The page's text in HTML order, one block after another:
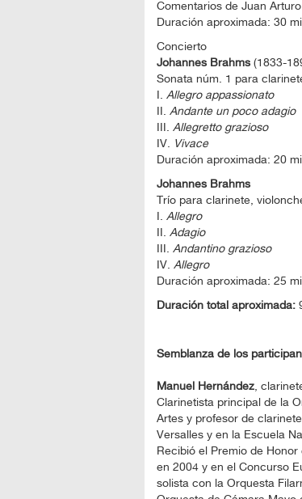
Comentarios de Juan
Duración aproximada: 30
Concierto
Johannes Brahms (1833-
Sonata núm. 1 para
I. Allegro appassionato
II. Andante un poco adagio
III. Allegretto grazioso
IV. Vivace
Duración aproximada: 20
Johannes Brahms
Trío para clarinete,
I. Allegro
II. Adagio
III. Andantino grazioso
IV. Allegro
Duración aproximada: 25
Duración total aproximada:
Semblanza de los
Manuel Hernández,
Clarinetista principal de la
Artes y profesor de
Versalles y en la Escuela
Recibió el Premio de
en 2004 y en el Concurso
solista con la Orquesta